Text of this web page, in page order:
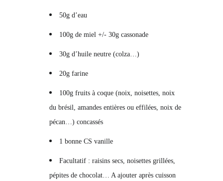
50g d’eau
100g de miel +/- 30g cassonade
30g d’huile neutre (colza…)
20g farine
100g fruits à coque (noix, noisettes, noix
du brésil, amandes entières ou effilées, noix de
pécan…) concassés
1 bonne CS vanille
Facultatif : raisins secs, noisettes grillées,
pépites de chocolat… A ajouter après cuisson